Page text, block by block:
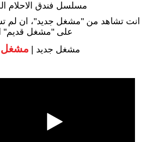
مسلسل فندق الاحلام
انت تشاهد من "مشغل جديد"، ان لم
على "مشغل قديم"
مشغل جديد | مشغل